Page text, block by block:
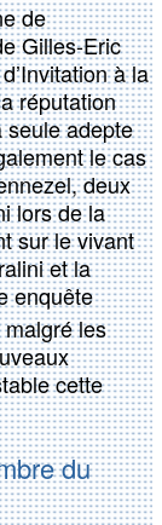
de
Gilles-Eric
à la
réputation
seule adepte
le cas
deux
lors de la
sur le vivant
et la
enquête
malgré les
cette
du